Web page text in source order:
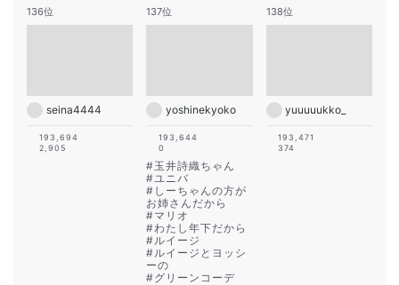
136位
seina4444
193,694
2,905
137位
yoshinekyoko
193,644
0
#玉井詩織ちゃん
#ユニバ
# しーちゃんの方が
お姉さんだから
#マリオ
#わたし年下だから
#ルイージ
#ルイージとヨッシ
ーの
#グリーンコーデ
138位
yuuuuukko_
193,471
374